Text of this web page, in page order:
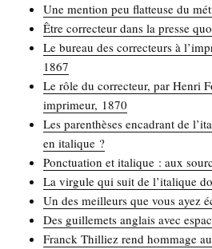
Une men­tion peu flat­teuse du
Être cor­rec­teur dans la presse
Le bureau des cor­rec­teurs à
1867
Le rôle du cor­rec­teur, par Hen­ri
impri­meur, 1870
Les paren­thèses enca­drant de
en italique ?
Ponc­tua­tion et ita­lique : aux
La vir­gule qui suit de l’italique
Un des meilleurs que vous ayez
Des guille­mets anglais avec
Franck Thil­liez rend hom­mage